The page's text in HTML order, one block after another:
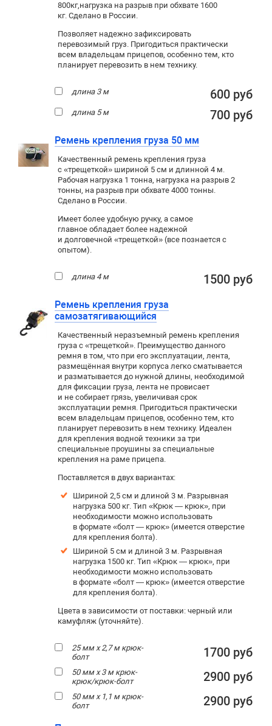
800кг,нагрузка на разрыв при обхвате 1600
кг. Сделано в России.
Позволяет надежно зафиксировать
перевозимый груз. Пригодиться практически
всем владельцам прицепов, особенно тем, кто
планирует перевозить в нем технику.
длина 3 м 600 руб
длина 5 м 700 руб
Ремень крепления груза 50 мм
Качественный ремень крепления груза
с «трещеткой» шириной 5 см и длинной 4 м.
Рабочая нагрузка 1 тонна, нагрузка на разрыв 2
тонны, на разрыв при обхвате 4000 тонны.
Сделано в России.
Имеет более удобную ручку, а самое
главное обладает более надежной
и долговечной «трещеткой» (все познается с
опытом).
длина 4 м 1500 руб
Ремень крепления груза
самозатягивающийся
Качественный неразъемный ремень крепления
груза с «трещеткой». Преимущество данного
ремня в том, что при его эксплуатации, лента,
размещённая внутри корпуса легко сматывается
и разматывается до нужной длины, необходимой
для фиксации груза, лента не провисает
и не собирает грязь, увеличивая срок
эксплуатации ремня. Пригодиться практически
всем владельцам прицепов, особенно тем, кто
планирует перевозить в нем технику. Идеален
для крепления водной техники за три
специальные проушины за специальные
крепления на раме прицепа.
Поставляется в двух вариантах:
Шириной 2,5 см и длиной 3 м. Разрывная
нагрузка 500 кг. Тип «Крюк — крюк», при
необходимости можно использовать
в формате «болт — крюк» (имеется отверстие
для крепления болта).
Шириной 5 см и длиной 3 м. Разрывная
нагрузка 1500 кг. Тип «Крюк — крюк», при
необходимости можно использовать
в формате «болт — крюк» (имеется отверстие
для крепления болта).
Цвета в зависимости от поставки: черный или
камуфляж (уточняйте).
25 мм х 2,7 м крюк-
болт
1700 руб
50 мм х 3 м крюк-
крюк/крюк-болт
2900 руб
50 мм х 1,1 м крюк-
болт
2900 руб